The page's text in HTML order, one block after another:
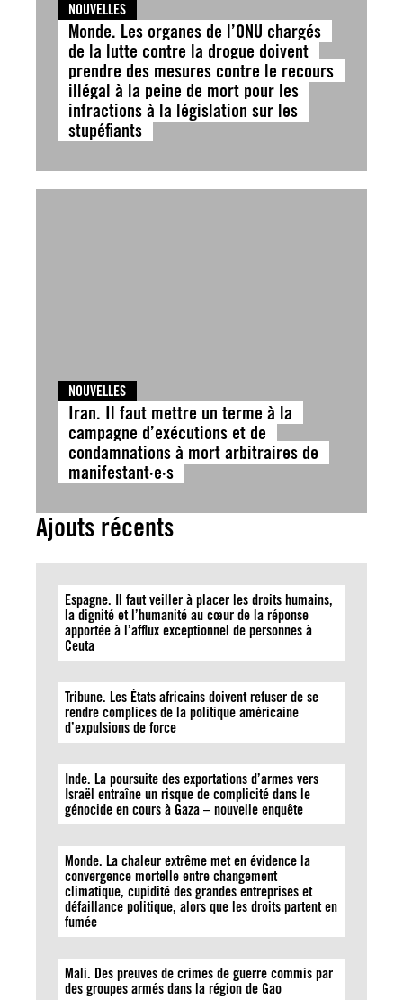
NOUVELLES
Monde. Les organes de l’ONU chargés
de la lutte contre la drogue doivent
prendre des mesures contre le recours
illégal à la peine de mort pour les
infractions à la législation sur les
stupéfiants
NOUVELLES
Iran. Il faut mettre un terme à la
campagne d’exécutions et de
condamnations à mort arbitraires de
manifestant·e·s
Ajouts récents
Espagne. Il faut veiller à placer les droits humains,
la dignité et l’humanité au cœur de la réponse
apportée à l’afflux exceptionnel de personnes à
Ceuta
Tribune. Les États africains doivent refuser de se
rendre complices de la politique américaine
d’expulsions de force
Inde. La poursuite des exportations d’armes vers
Israël entraîne un risque de complicité dans le
génocide en cours à Gaza – nouvelle enquête
Monde. La chaleur extrême met en évidence la
convergence mortelle entre changement
climatique, cupidité des grandes entreprises et
défaillance politique, alors que les droits partent en
fumée
Mali. Des preuves de crimes de guerre commis par
des groupes armés dans la région de Gao